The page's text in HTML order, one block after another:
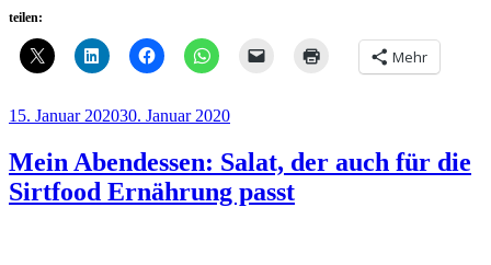
und
andere,
unterstützt
Greenpeace
e.V.
Germanwatch
e.V.“
teilen:
Mehr
Veröffentlicht
15. Januar 202030. Januar 2020
Mein Abendessen: Salat, der auch für die
Sirtfood Ernährung passt